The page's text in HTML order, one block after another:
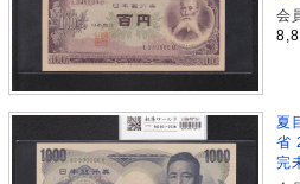
会
夏
省
完